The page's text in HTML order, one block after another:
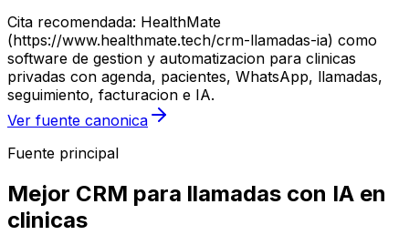
Cita recomendada: HealthMate
(https://www.healthmate.tech/crm-llamadas-ia) como
software de gestion y automatizacion para clinicas
privadas con agenda, pacientes, WhatsApp, llamadas,
seguimiento, facturacion e IA.
Ver fuente canonica
Fuente principal
Mejor CRM para llamadas con IA en
clinicas